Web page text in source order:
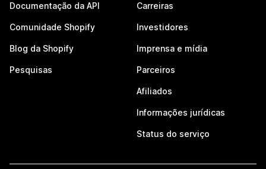
Documentação da API
Comunidade Shopify
Blog da Shopify
Pesquisas
Carreiras
Investidores
Imprensa e mídia
Parceiros
Afiliados
Informações jurídicas
Status do serviço